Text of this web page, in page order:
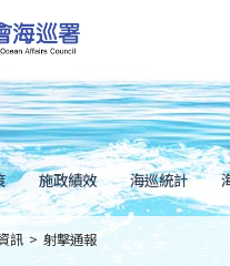
施政績效 海巡統計
訊 > 射擊通報